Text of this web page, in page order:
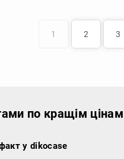
1 2 3
по кращім цінам
у dikocase